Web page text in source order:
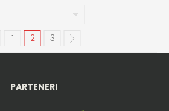
1 2 3
PARTENERI